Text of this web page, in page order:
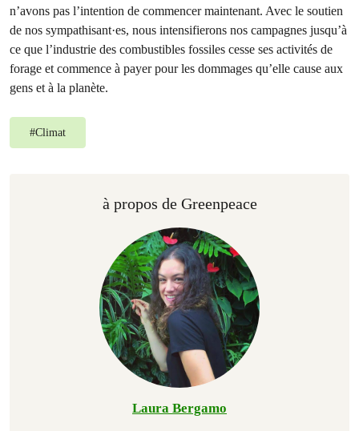
n’avons pas l’intention de commencer maintenant. Avec le soutien
de nos sympathisant·es, nous intensifierons nos campagnes jusqu’à
ce que l’industrie des combustibles fossiles cesse ses activités de
forage et commence à payer pour les dommages qu’elle cause aux
gens et à la planète.
#Climat
à propos de Greenpeace
Laura Bergamo